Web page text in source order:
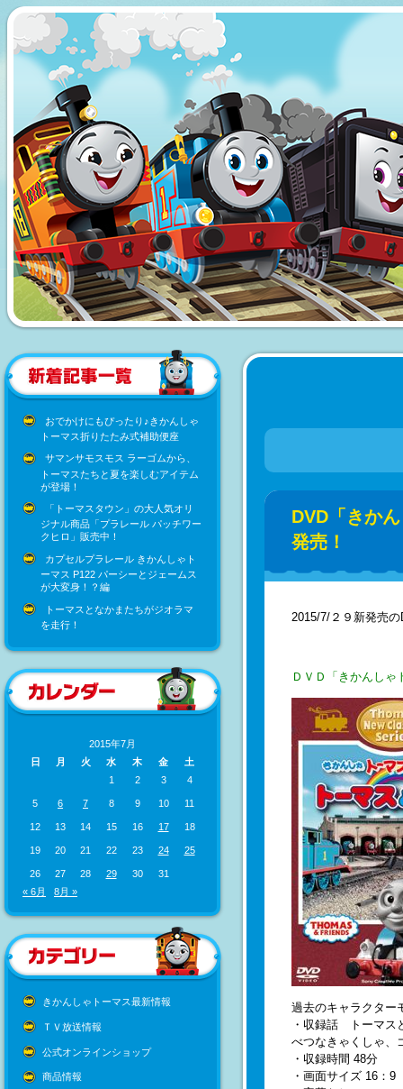
おでかけにもぴったり♪きかんしゃ
トーマス折りたたみ式補助便座
サマンサモスモス ラーゴムから、
トーマスたちと夏を楽しむアイテム
が登場！
「トーマスタウン」の大人気オリ
ジナル商品「プラレール パッチワー
クヒロ」販売中！
カプセルプラレール きかんしゃト
ーマス P122 パーシーとジェームス
が大変身！？編
トーマスとなかまたちがジオラマ
を走行！
2015年7月
日
月 火 水 木 金
土
1
2 3 4
5 6 7 8 9 10 11
12 13 14 15 16 17 18
19 20 21 22 23 24 25
26 27 28 29 30
31
« 6月
8月 »
きかんしゃトーマス最新情報
ＴＶ放送情報
公式オンラインショップ
商品情報
DVD「きか
発売！
2015/7/２９新発売
ＤＶＤ「きかんし
過去のキャラクター
・収録話 トーマス
べつなきゃくしゃ、
・収録時間 48分
・画面サイズ 16：9